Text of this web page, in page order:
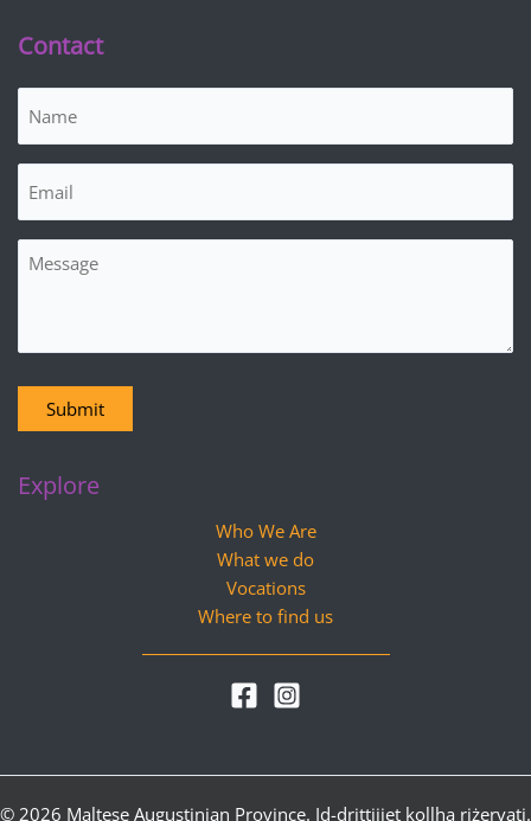
Contact
Message
Submit
Explore
Who We Are
What we do
Vocations
Where to find us
© 2026 Maltese Augustinian Province. Id-drittijiet kollha riżervati.